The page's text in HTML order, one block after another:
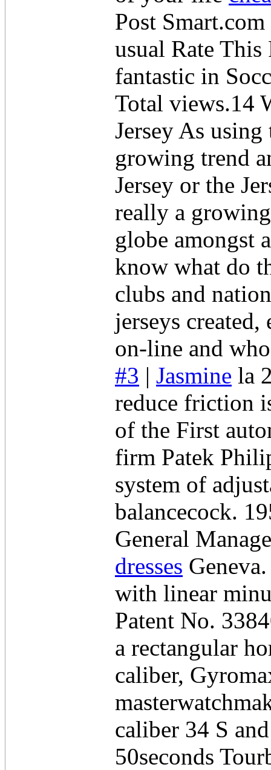
Post
usual Rate
fantastic in
Total views.14
Jersey As
growing trend
Jersey or the
really a
globe amongst
know what do
clubs and
jerseys
on-line and
#3 | Jasmine la
reduce friction
of the First
firm Patek
system of
balancecock.
General
dresses
with linear
Patent No.
a rectangular
caliber,
caliber 34 S
50seconds